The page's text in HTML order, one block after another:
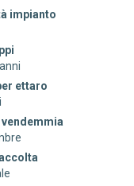
impianto
ettaro
vendemmia